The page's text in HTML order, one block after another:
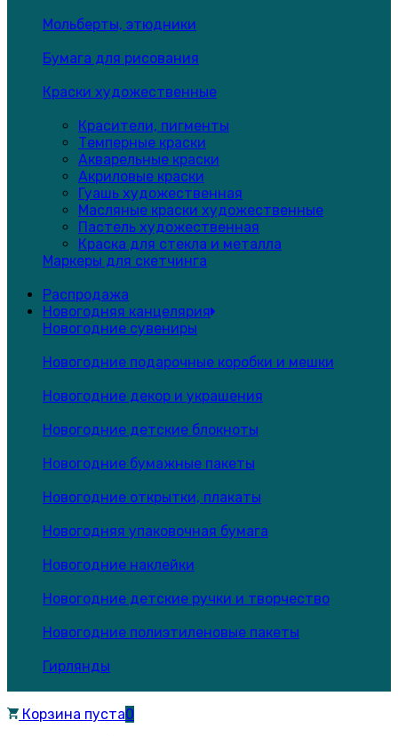
Мольберты, этюдники
Бумага для рисования
Краски художественные
Красители, пигменты
Темперные краски
Акварельные краски
Акриловые краски
Гуашь художественная
Масляные краски художественные
Пастель художественная
Краска для стекла и металла
Маркеры для скетчинга
Распродажа
Новогодняя канцелярия
Новогодние сувениры
Новогодние подарочные коробки и мешки
Новогодние декор и украшения
Новогодние детские блокноты
Новогодние бумажные пакеты
Новогодние открытки, плакаты
Новогодняя упаковочная бумага
Новогодние наклейки
Новогодние детские ручки и творчество
Новогодние полиэтиленовые пакеты
Гирлянды
Корзина пуста0